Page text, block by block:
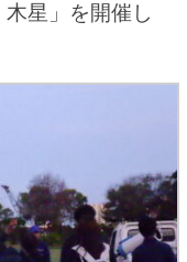
木星」を開催し